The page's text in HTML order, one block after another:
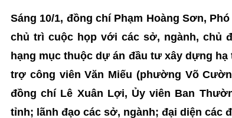
Sáng 10/1, đồng chí Phạm Hoàng Sơn,
chủ trì cuộc họp với các sở, ngành, chủ
hạng mục thuộc dự án đầu tư xây dựng
trợ công viên Văn Miếu (phường Võ
đồng chí Lê Xuân Lợi, Ủy viên Ban
tỉnh; lãnh đạo các sở, ngành; đại diện các